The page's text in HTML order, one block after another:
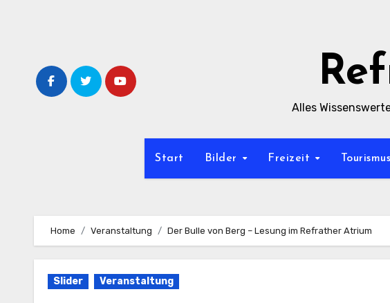
Alles
Start Bilder Freizeit Tourismus
Home Veranstaltung Der Bulle von Berg – Lesung im Refrather Atrium
Slider Veranstaltung